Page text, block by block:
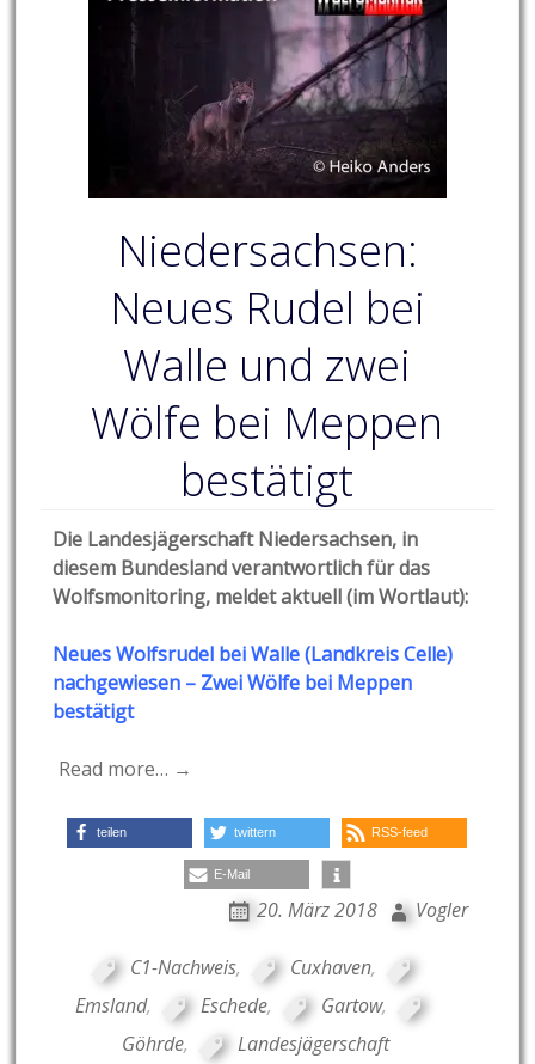
Niedersachsen:
Neues Rudel bei
Walle und zwei
Wölfe bei Meppen
bestätigt
Die Landesjägerschaft Niedersachsen, in
diesem Bundesland verantwortlich für das
Wolfsmonitoring, meldet aktuell (im Wortlaut):
Neues Wolfsrudel bei Walle (Landkreis Celle)
nachgewiesen – Zwei Wölfe bei Meppen
bestätigt
Read more… →
teilen twittern RSS-feed
E-Mail
20. März 2018 Vogler
C1-Nachweis, Cuxhaven,
Emsland, Eschede, Gartow,
Göhrde,
Landesjägerschaft